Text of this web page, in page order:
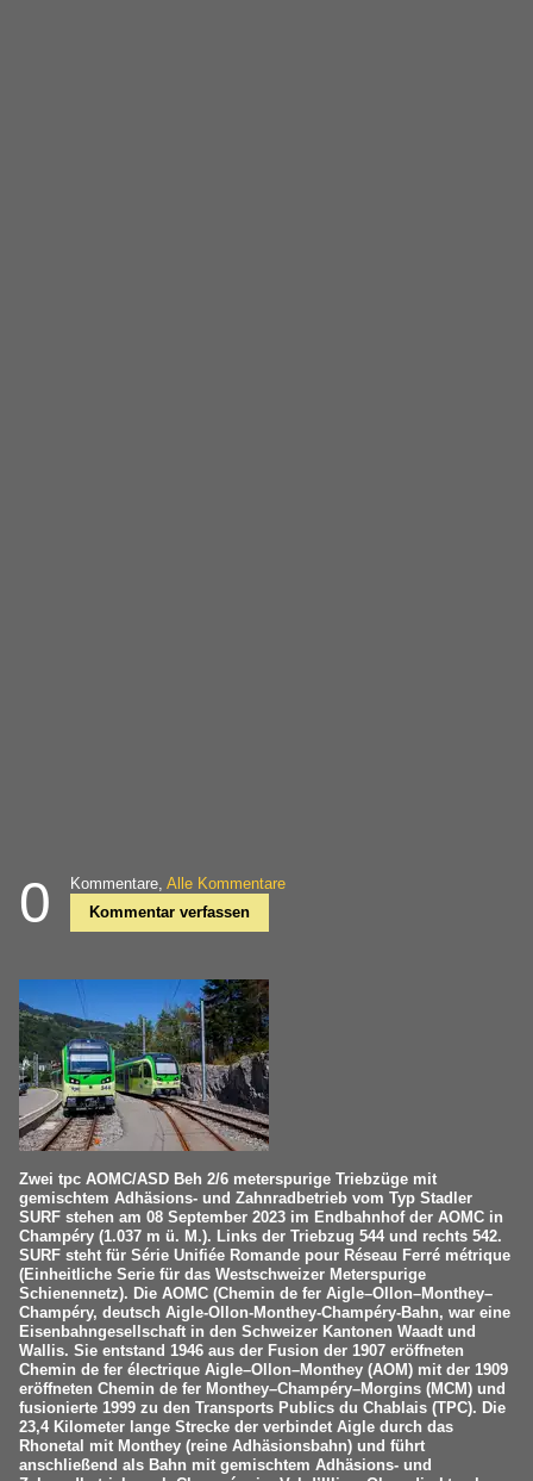
0 Kommentare, Alle Kommentare
Kommentar verfassen
Zwei tpc AOMC/ASD Beh 2/6 meterspurige Triebzüge mit
gemischtem Adhäsions- und Zahnradbetrieb vom Typ Stadler
SURF stehen am 08 September 2023 im Endbahnhof der AOMC in
Champéry (1.037 m ü. M.). Links der Triebzug 544 und rechts 542.
SURF steht für Série Unifiée Romande pour Réseau Ferré métrique
(Einheitliche Serie für das Westschweizer Meterspurige
Schienennetz). Die AOMC (Chemin de fer Aigle–Ollon–Monthey–
Champéry, deutsch Aigle-Ollon-Monthey-Champéry-Bahn, war eine
Eisenbahngesellschaft in den Schweizer Kantonen Waadt und
Wallis. Sie entstand 1946 aus der Fusion der 1907 eröffneten
Chemin de fer électrique Aigle–Ollon–Monthey (AOM) mit der 1909
eröffneten Chemin de fer Monthey–Champéry–Morgins (MCM) und
fusionierte 1999 zu den Transports Publics du Chablais (TPC). Die
23,4 Kilometer lange Strecke der verbindet Aigle durch das
Rhonetal mit Monthey (reine Adhäsionsbahn) und führt
anschließend als Bahn mit gemischtem Adhäsions- und